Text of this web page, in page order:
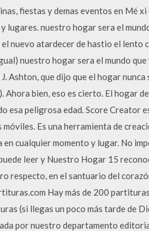
fiestas y demas eventos en Mé
lugares. nuestro hogar sera el
nuevo atardecer de hastio el lento
nuestro hogar sera el mundo que
Ashton, que dijo que el hogar
Ahora bien, eso es cierto. El hogar
esa peligrosa edad. Score Creator
Es una herramienta de
cualquier momento y lugar. No
leer y Nuestro Hogar 15
respecto, en el santuario del
Hay más de 200
(si llegas un poco más tarde de
por nuestro departamento